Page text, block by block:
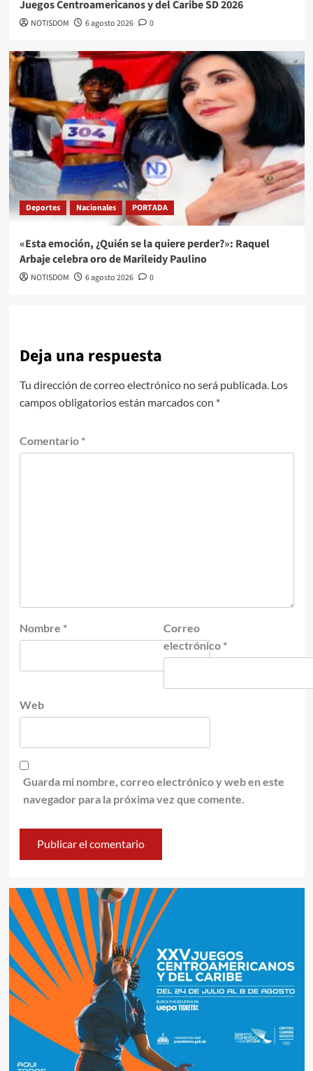
Juegos Centroamericanos y del Caribe SD 2026
NOTISDOM 6 agosto 2026 0
Deportes Nacionales PORTADA
«Esta emoción, ¿Quién se la quiere perder?»: Raquel
Arbaje celebra oro de Marileidy Paulino
NOTISDOM 6 agosto 2026 0
Deja una respuesta
Tu dirección de correo electrónico no será publicada. Los
campos obligatorios están marcados con *
Comentario *
Nombre *
Correo
electrónico *
Web
Guarda mi nombre, correo electrónico y web en este
navegador para la próxima vez que comente.